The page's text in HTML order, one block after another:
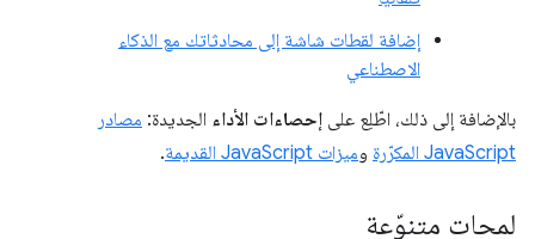
إضافة لقطات شاشة إلى محادثاتك مع الذكاء
الاصطناعي
بالإضافة إلى ذلك، اطّلِع على إحصاءات الأداء الجديدة: مصادر
JavaScript المكرّرة
وميزات JavaScript القديمة .
لمحات متنوّعة